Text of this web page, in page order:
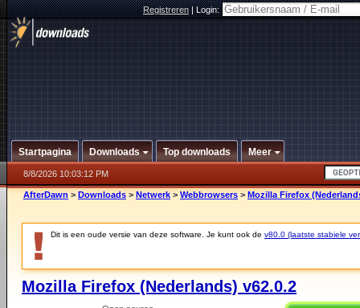
Registreren|Login:
Startpagina Downloads Top downloads Meer
8/8/2026 10:03:12 PM
AfterDawn > Downloads > Netwerk > Webbrowsers > Mozilla Firefox
Dit is een oude versie van deze software. Je kunt ook de v80.0 (laatste stabiele
Mozilla Firefox (Nederlands) v62.0.2